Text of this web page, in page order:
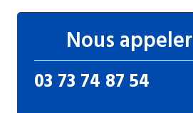
Nous appeler
03 73 74 87 54